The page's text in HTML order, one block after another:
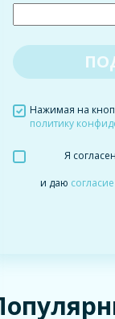
Нажимая на
политику
Я
и даю